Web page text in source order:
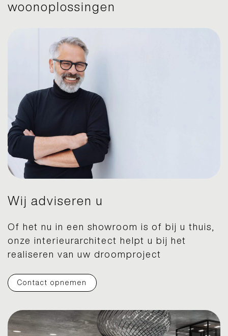
woonoplossingen
Wij adviseren u
Of het nu in een showroom is of bij u thuis,
onze interieurarchitect helpt u bij het
realiseren van uw droomproject
Contact opnemen